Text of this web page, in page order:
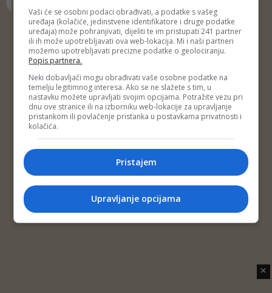
Copyright © 2014 Depo Portal
Impressum
Kontakt Marketing
Privatnost korisnika
O nama
✕
Vaši će se osobni podaci obrađivati, a podatke s vašeg
uređaja (kolačiće, jedinstvene identifikatore i druge podatke
uređaja) može pohranjivati, dijeliti te im pristupati 241 partner
ili ih može upotrebljavati ova web-lokacija. Mi i naši partneri
možemo upotrebljavati precizne podatke o geolociranju.
Popis partnera.
Neki dobavljači mogu obrađivati vaše osobne podatke na
temelju legitimnog interesa. Ako se ne slažete s tim, u
nastavku možete upravljati svojim opcijama. Potražite vezu pri
dnu ove stranice ili na izborniku web-lokacije za upravljanje
pristankom ili povlačenje pristanka u postavkama privatnosti i
kolačića.
Pristajem
Upravljanje opcijama